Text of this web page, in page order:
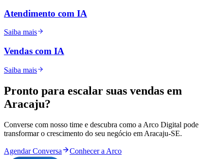
Atendimento com IA
Saiba mais
Vendas com IA
Saiba mais
Pronto para escalar suas vendas em
Aracaju?
Converse com nosso time e descubra como a Arco Digital pode
transformar o crescimento do seu negócio em Aracaju-SE.
Agendar Conversa Conhecer a Arco